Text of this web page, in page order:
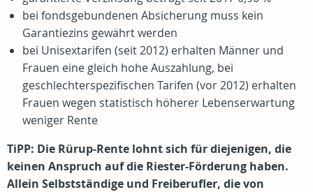
bei fondsgebundenen Absicherung muss kein
Garantiezins gewährt werden
bei Unisextarifen (seit 2012) erhalten Männer und
Frauen eine gleich hohe Auszahlung, bei
geschlechterspezifischen Tarifen (vor 2012) erhalten
Frauen wegen statistisch höherer Lebenserwartung
weniger Rente
TiPP: Die Rürup-Rente lohnt sich für diejenigen, die
keinen Anspruch auf die Riester-Förderung haben.
Allein Selbstständige und Freiberufler, die von